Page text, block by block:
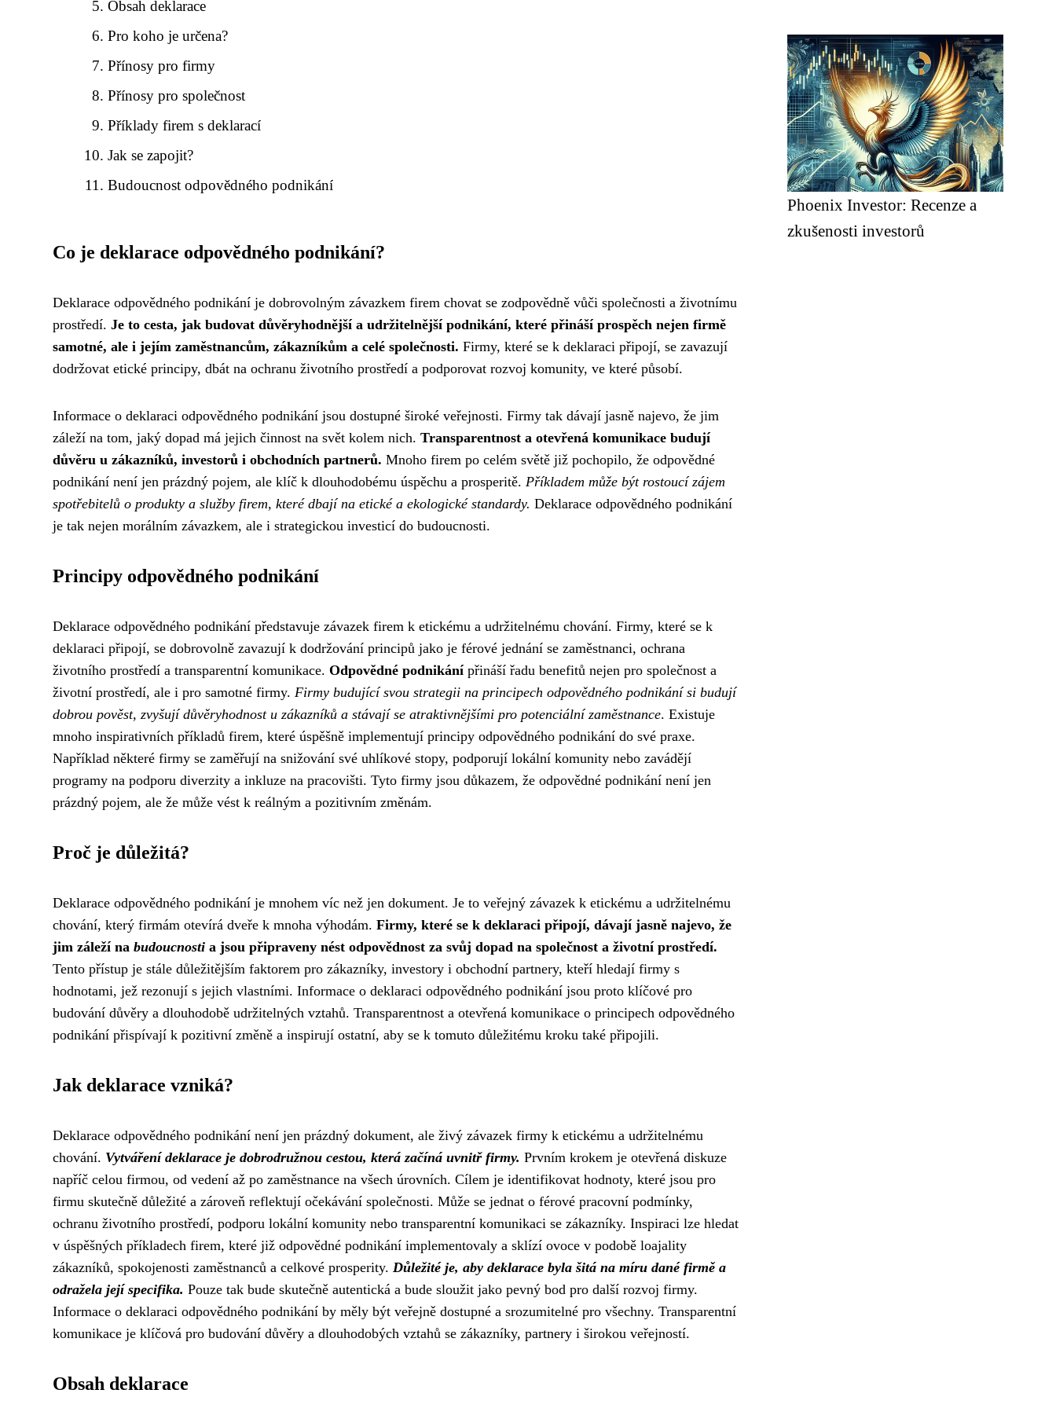
Obsah deklarace
Pro koho je určena?
Přínosy pro firmy
Přínosy pro společnost
Příklady firem s deklarací
Jak se zapojit?
Budoucnost odpovědného podnikání
Co je deklarace odpovědného podnikání?
Deklarace odpovědného podnikání je dobrovolným závazkem firem chovat se zodpovědně vůči společnosti a životnímu
prostředí. Je to cesta, jak budovat důvěryhodnější a udržitelnější podnikání, které přináší prospěch nejen firmě
samotné, ale i jejím zaměstnancům, zákazníkům a celé společnosti. Firmy, které se k deklaraci připojí, se zavazují
dodržovat etické principy, dbát na ochranu životního prostředí a podporovat rozvoj komunity, ve které působí.
Informace o deklaraci odpovědného podnikání jsou dostupné široké veřejnosti. Firmy tak dávají jasně najevo, že jim
záleží na tom, jaký dopad má jejich činnost na svět kolem nich. Transparentnost a otevřená komunikace budují
důvěru u zákazníků, investorů i obchodních partnerů. Mnoho firem po celém světě již pochopilo, že odpovědné
podnikání není jen prázdný pojem, ale klíč k dlouhodobému úspěchu a prosperitě. Příkladem může být rostoucí zájem
spotřebitelů o produkty a služby firem, které dbají na etické a ekologické standardy. Deklarace odpovědného podnikání
je tak nejen morálním závazkem, ale i strategickou investicí do budoucnosti.
Principy odpovědného podnikání
Deklarace odpovědného podnikání představuje závazek firem k etickému a udržitelnému chování. Firmy, které se k
deklaraci připojí, se dobrovolně zavazují k dodržování principů jako je férové ​​jednání se zaměstnanci, ochrana
životního prostředí a transparentní komunikace. Odpovědné podnikánípřináší řadu benefitů nejen pro společnost a
životní prostředí, ale i pro samotné firmy. Firmy budující svou strategii na principech odpovědného podnikání si budují
dobrou pověst, zvyšují důvěryhodnost u zákazníků a stávají se atraktivnějšími pro potenciální zaměstnance. Existuje
mnoho inspirativních příkladů firem, které úspěšně implementují principy odpovědného podnikání do své praxe.
Například některé firmy se zaměřují na snižování své uhlíkové stopy, podporují lokální komunity nebo zavádějí
programy na podporu diverzity a inkluze na pracovišti. Tyto firmy jsou důkazem, že odpovědné podnikání není jen
prázdný pojem, ale že může vést k reálným a pozitivním změnám.
Proč je důležitá?
Deklarace odpovědného podnikání je mnohem víc než jen dokument. Je to veřejný závazek k etickému a udržitelnému
chování, který firmám otevírá dveře k mnoha výhodám. Firmy, které se k deklaraci připojí, dávají jasně najevo, že
jim záleží na budoucnosti a jsou připraveny nést odpovědnost za svůj dopad na společnost a životní prostředí.
Tento přístup je stále důležitějším faktorem pro zákazníky, investory i obchodní partnery, kteří hledají firmy s
hodnotami, jež rezonují s jejich vlastními. Informace o deklaraci odpovědného podnikání jsou proto klíčové pro
budování důvěry a dlouhodobě udržitelných vztahů. Transparentnost a otevřená komunikace o principech odpovědného
podnikání přispívají k pozitivní změně a inspirují ostatní, aby se k tomuto důležitému kroku také připojili.
Jak deklarace vzniká?
Deklarace odpovědného podnikání není jen prázdný dokument, ale živý závazek firmy k etickému a udržitelnému
chování. Vytváření deklarace je dobrodružnou cestou, která začíná uvnitř firmy. Prvním krokem je otevřená diskuze
napříč celou firmou, od vedení až po zaměstnance na všech úrovních. Cílem je identifikovat hodnoty, které jsou pro
firmu skutečně důležité a zároveň reflektují očekávání společnosti. Může se jednat o férové pracovní podmínky,
ochranu životního prostředí, podporu lokální komunity nebo transparentní komunikaci se zákazníky. Inspiraci lze hledat
v úspěšných příkladech firem, které již odpovědné podnikání implementovaly a sklízí ovoce v podobě loajality
zákazníků, spokojenosti zaměstnanců a celkové prosperity. Důležité je, aby deklarace byla šitá na míru dané firmě a
odražela její specifika. Pouze tak bude skutečně autentická a bude sloužit jako pevný bod pro další rozvoj firmy.
Informace o deklaraci odpovědného podnikání by měly být veřejně dostupné a srozumitelné pro všechny. Transparentní
komunikace je klíčová pro budování důvěry a dlouhodobých vztahů se zákazníky, partnery i širokou veřejností.
Obsah deklarace
Phoenix Investor: Recenze a
zkušenosti investorů